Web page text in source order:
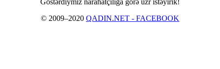
Göstərdiymiz narahatçılığa görə üzr istəyirik!
© 2009–2020 QADIN.NET - FACEBOOK